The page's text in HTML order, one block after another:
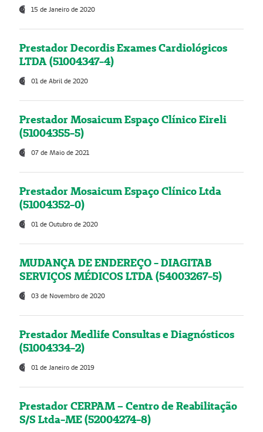
15 de Janeiro de 2020
Prestador Decordis Exames Cardiológicos
LTDA (51004347-4)
01 de Abril de 2020
Prestador Mosaicum Espaço Clínico Eireli
(51004355-5)
07 de Maio de 2021
Prestador Mosaicum Espaço Clínico Ltda
(51004352-0)
01 de Outubro de 2020
MUDANÇA DE ENDEREÇO - DIAGITAB
SERVIÇOS MÉDICOS LTDA (54003267-5)
03 de Novembro de 2020
Prestador Medlife Consultas e Diagnósticos
(51004334-2)
01 de Janeiro de 2019
Prestador CERPAM – Centro de Reabilitação
S/S Ltda-ME (52004274-8)